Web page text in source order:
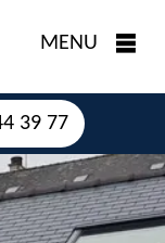
MENU
39 77